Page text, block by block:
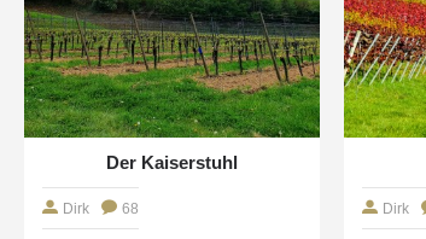
Der Kaiserstuhl
Dirk 68 Dirk